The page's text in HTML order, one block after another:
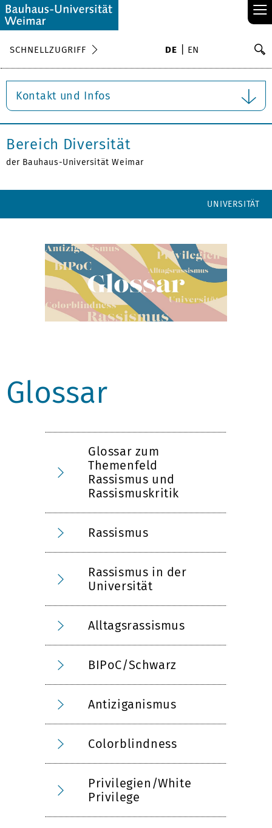
≡
SCHNELLZUGRIFF DE EN
Kontakt und Infos
Bereich Diversität
der Bauhaus-Universität Weimar
UNIVERSITÄT
Glossar
Glossar zum
Themenfeld
Rassismus und
Rassismuskritik
Rassismus
Rassismus in der
Universität
Alltagsrassismus
BIPoC/Schwarz
Antiziganismus
Colorblindness
Privilegien/White
Privilege